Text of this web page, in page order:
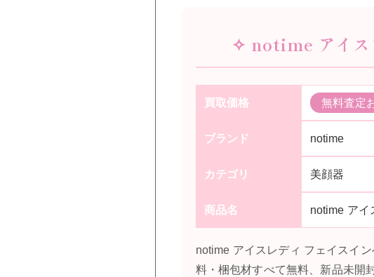
✧ notime アイス
買取価格 無料査定
ブランド notime
カテゴリ 美顔器
商品名 notime アイ
notime アイスレディ フェイスイ
料・梱包材すべて無料、新品未開